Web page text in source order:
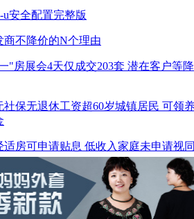
建设 计算机硬件
u安全配置完整版
商不降价的N个理由
"房展会4天仅成交203套 潜在客户等降
社保无退休工资超60岁城镇居民 可领
适房可申请贴息 低收入家庭未申请视同
流动人口信息三渠道免费申报 享8种权